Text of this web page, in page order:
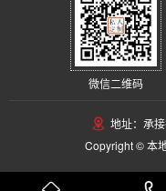
微信二维码
地址：承
Copyright © 本